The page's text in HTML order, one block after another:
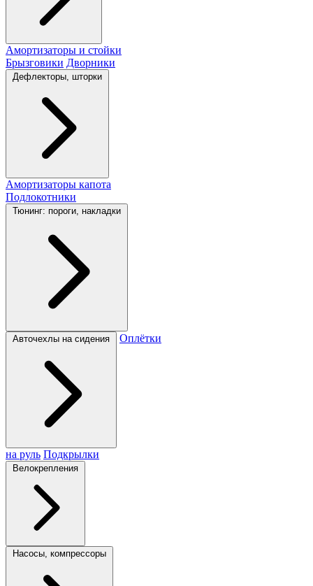
Амортизаторы и стойки
Брызговики Дворники
Дефлекторы, шторки
Амортизаторы капота
Подлокотники
Тюнинг: пороги, накладки
Авточехлы на сидения Оплётки
на руль Подкрылки
Велокрепления
Насосы, компрессоры